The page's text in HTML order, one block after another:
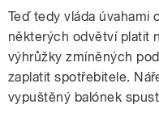
Teď tedy vláda úvahami
některých odvětví platit
výhrůžky zmíněných
zaplatit spotřebitele.
vypuštěný balónek